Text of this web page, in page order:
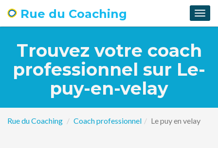
Rue du Coaching
Trouvez votre coach
professionnel sur Le-
puy-en-velay
Rue du Coaching Coach professionnel Le puy en velay